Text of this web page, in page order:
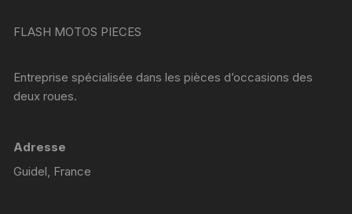
FLASH MOTOS PIECES
Entreprise spécialisée dans les pièces d’occasions des
deux roues.
Adresse
Guidel, France